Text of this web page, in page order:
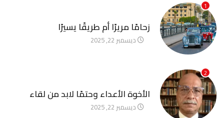
1
زحامًا مريرًا أم طريقًا يسيرًا
ديسمبر 22, 2025
2
الأخوة الأعداء وحتمًا لابد من لقاء
ديسمبر 22, 2025